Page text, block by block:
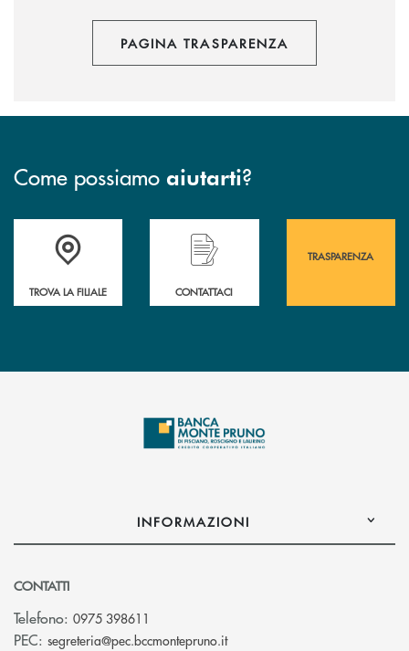
PAGINA TRASPARENZA
Come possiamo aiutarti?
Accedi all' elenco completo&nbsp; delle&nbsp; filiali&nbsp; di Banca
TROVA LA FILIALE
Hai bisogno di assistenza immediata?
CONTATTACI
TRASPARENZA
INFORMAZIONI
CONTATTI
Telefono: 0975 398611
PEC: segreteria@pec.bccmontepruno.it(si apre l’app di posta